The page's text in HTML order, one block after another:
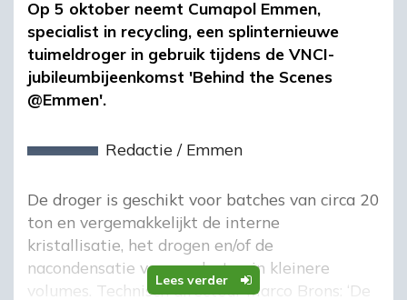
Lees verder
Op 5 oktober neemt Cumapol Emmen,
specialist in recycling, een splinternieuwe
tuimeldroger in gebruik tijdens de VNCI-
jubileumbijeenkomst 'Behind the Scenes
@Emmen'.
Redactie / Emmen
De droger is geschikt voor batches van circa 20
ton en vergemakkelijkt de interne
kristallisatie, het drogen en/of de
nacondensatie van producten in kleinere
volumes. Technisch directeurMarco Brons: ‘De